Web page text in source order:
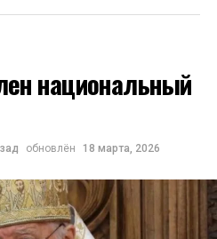
национальный
обновлён
18 марта, 2026